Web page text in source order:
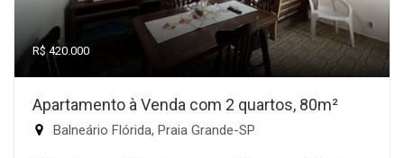
R$ 420.000
Apartamento à Venda com 2 quartos, 80m²
Balneário Flórida, Praia Grande-SP